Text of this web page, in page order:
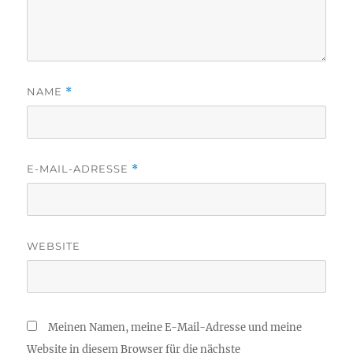
NAME *
E-MAIL-ADRESSE *
WEBSITE
Meinen Namen, meine E-Mail-Adresse und meine
Website in diesem Browser für die nächste